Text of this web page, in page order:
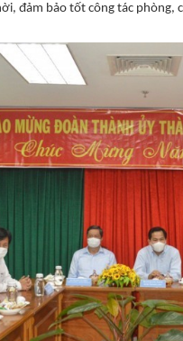
đảm bảo tốt công tác phòng,